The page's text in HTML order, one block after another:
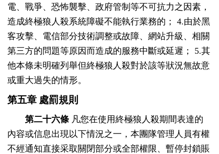
電、戰爭、恐怖襲擊、政府管制等不可抗力之因素，
造成終極狼人殺系統障礙不能執行業務的； 4.由於黑
客攻擊、電信部分技術調整或故障、網站升級、相關
第三方的問題等原因而造成的服務中斷或延遲； 5.其
他本條未明確列舉但終極狼人殺對於該等狀況無故意
或重大過失的情形。
第五章 處罰規則
第二十六條 凡您在使用終極狼人殺期間表達的
內容或信息出現以下情況之一，本團隊管理人員有權
不經通知直接采取關閉部分或全部權限、暫停封鎖賬